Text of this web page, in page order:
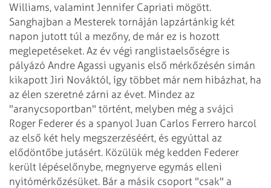
Williams, valamint Jennifer Capriati mögött.
Sanghajban a Mesterek tornáján lapzártánkig két
napon jutott túl a mezőny, de már ez is hozott
meglepetéseket. Az év végi ranglistaelsőségre is
pályázó Andre Agassi ugyanis első mérkőzésén simán
kikapott Jiri Nováktól, így többet már nem hibázhat, ha
az élen szeretné zárni az évet. Mindez az
"aranycsoportban" történt, melyben még a svájci
Roger Federer és a spanyol Juan Carlos Ferrero harcol
az első két hely megszerzéséért, és egyúttal az
elődöntőbe jutásért. Közülük még kedden Federer
került lépéselőnybe, megnyerve egymás elleni
nyitómérkőzésüket. Bár a másik csoport "csak" a